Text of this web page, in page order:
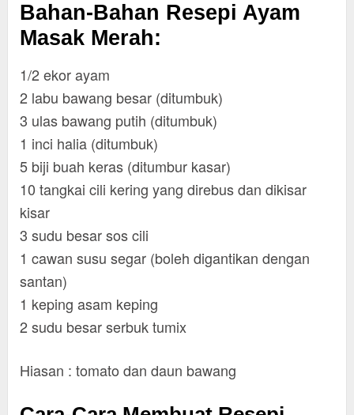
Bahan-Bahan Resepi Ayam
Masak Merah:
1/2 ekor ayam
2 labu bawang besar (ditumbuk)
3 ulas bawang putih (ditumbuk)
1 inci halia (ditumbuk)
5 biji buah keras (ditumbur kasar)
10 tangkai cili kering yang direbus dan dikisar
kisar
3 sudu besar sos cili
1 cawan susu segar (boleh digantikan dengan
santan)
1 keping asam keping
2 sudu besar serbuk tumix
Hiasan : tomato dan daun bawang